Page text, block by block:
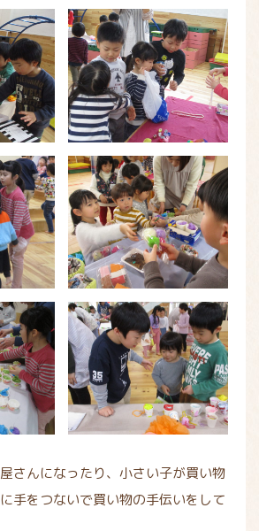
さんになったり、小さい子が買い物
手をつないで買い物の手伝いをして